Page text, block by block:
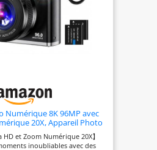
Numérique 8K 96MP avec
20X, Appareil Photo
et Stabilisation Anti-Shake,
3,5" 180°, Carte SD 32GB et
HD et Zoom Numérique 20X】
inoubliables avec des